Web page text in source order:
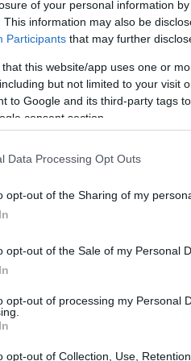
of your personal information
This information may also be
Participants that may further
that this website/app uses one or
but not limited to your visit
to Google and its third-party tags
consent section.
Data Processing Opt Outs
opt-out of the Sharing of my
opt-out of the Sale of my Personal
opt-out of processing my Personal
opt-out of Collection, Use,
Full
un’importante
sotto l’egida del
la trasformazione
strategico e
si propone di attuare un
coinvolgendo
del valore della